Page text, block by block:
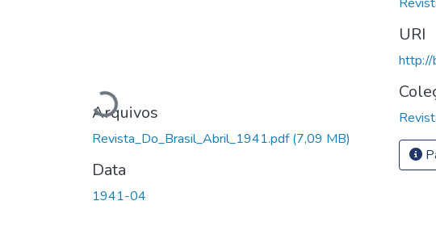
Carregando...
Arquivos
Revista_Do_Brasil_Abril_1941.pdf(7,09 MB)
Data
1941-04
URI
http://